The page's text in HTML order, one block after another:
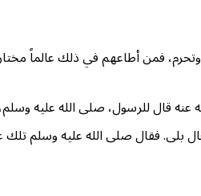
وتحرم، فمن أطاعهم في ذلك عالماً
عنه قال للرسول، صلى الله عليه
بلى. فقال صلى الله عليه وسلم تلك